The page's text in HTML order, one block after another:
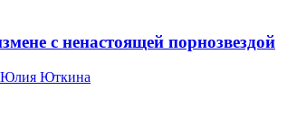
с ненастоящей порнозвездой
Юлия Юткина